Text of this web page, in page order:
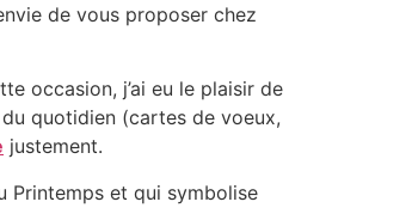
de vous proposer chez
occasion, j’ai eu le plaisir de
quotidien (cartes de voeux,
justement.
Printemps et qui symbolise